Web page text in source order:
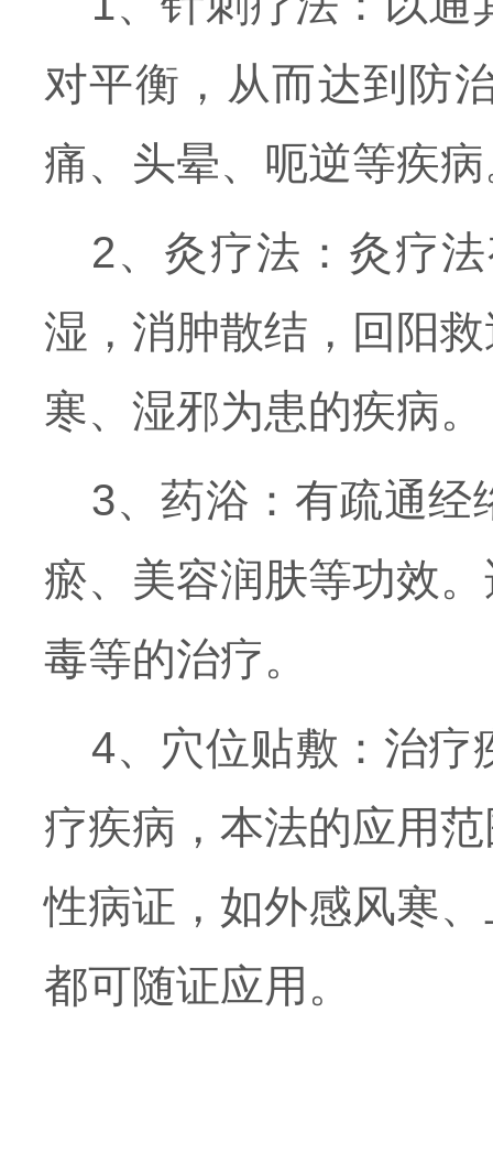
对平衡，从而达到防
痛、头晕、呃逆等疾
2、灸疗法：灸疗
湿，消肿散结，回阳
寒、湿邪为患的疾病。
3、药浴：有疏通经
瘀、美容润肤等功效
毒等的治疗。
4、穴位贴敷：治疗
疗疾病，本法的应用
性病证，如外感风寒
都可随证应用。